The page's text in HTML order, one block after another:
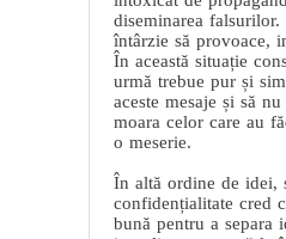
diseminarea falsurilor.
întârzie să provoace,
În această situație
urmă trebue pur și
aceste mesaje și să
moara celor care au
o meserie.
În altă ordine de idei,
confidențialitate cred
bună pentru a separa